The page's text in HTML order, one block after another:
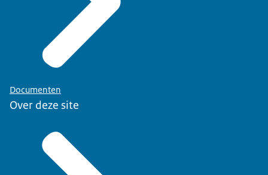
Documenten
Over deze site